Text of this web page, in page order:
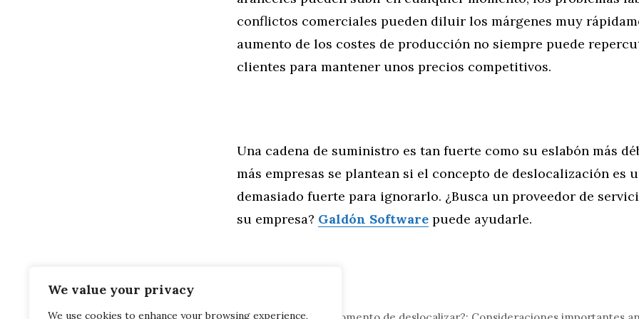
We value your privacy
We use cookies to enhance your browsing experience,
conflictos comerciales pueden diluir los márgenes muy
aumento de los costes de producción no siempre puede
clientes para mantener unos precios competitivos.
Una cadena de suministro es tan fuerte como su eslabón más
más empresas se plantean si el concepto de deslocalización es
demasiado fuerte para ignorarlo. ¿Busca un proveedor de
su empresa? Galdón Software puede ayudarle.